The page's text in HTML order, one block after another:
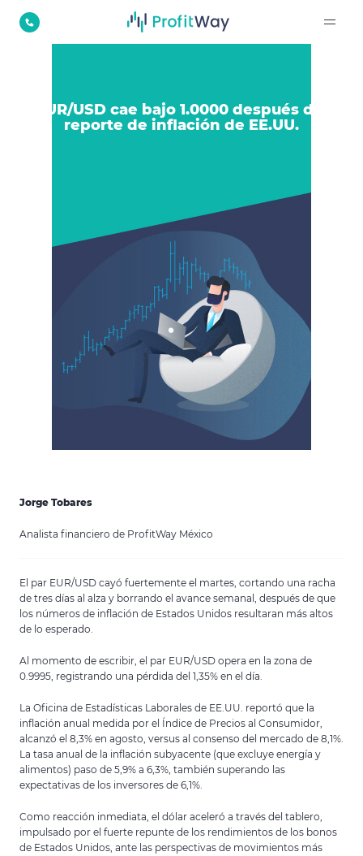
EUR/USD cae bajo 1.0000 después del
reporte de inflación de EE.UU.
Jorge Tobares
Analista financiero de ProfitWay México
El par EUR/USD cayó fuertemente el martes, cortando una racha
de tres días al alza y borrando el avance semanal, después de que
los números de inflación de Estados Unidos resultaran más altos
de lo esperado.
Al momento de escribir, el par EUR/USD opera en la zona de
0.9995, registrando una pérdida del 1,35% en el día.
La Oficina de Estadísticas Laborales de EE.UU. reportó que la
inflación anual medida por el Índice de Precios al Consumidor,
alcanzó el 8,3% en agosto, versus al consenso del mercado de 8,1%.
La tasa anual de la inflación subyacente (que excluye energía y
alimentos) paso de 5,9% a 6,3%, también superando las
expectativas de los inversores de 6,1%.
Como reacción inmediata, el dólar aceleró a través del tablero,
impulsado por el fuerte repunte de los rendimientos de los bonos
de Estados Unidos, ante las perspectivas de movimientos más